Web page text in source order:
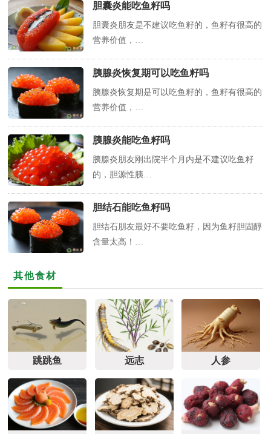
胆囊炎能吃鱼籽吗
胆囊炎朋友是不建议吃鱼籽的，鱼籽有很高的
营养价值，…
胰腺炎恢复期可以吃鱼籽吗
胰腺炎恢复期是可以吃鱼籽的，鱼籽有很高的
营养价值，…
胰腺炎能吃鱼籽吗
胰腺炎朋友刚出院半个月内是不建议吃鱼籽
的，胆源性胰…
胆结石能吃鱼籽吗
胆结石朋友最好不要吃鱼籽，因为鱼籽胆固醇
含量太高！…
其他食材
跳跳鱼 远志 人参